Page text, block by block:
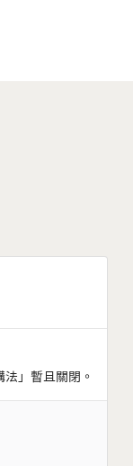
」暫且關閉。